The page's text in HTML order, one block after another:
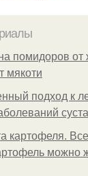
помидоров
мякоти
подход к
картофеля.
можно